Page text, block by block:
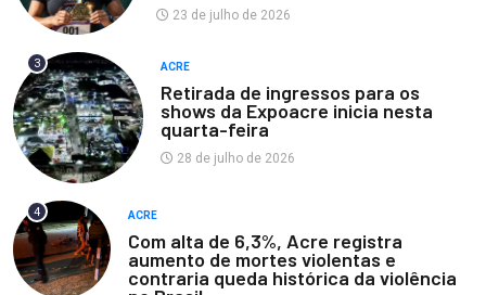
23 de julho de 2026
3 ACRE
Retirada de ingressos para os
shows da Expoacre inicia nesta
quarta-feira
28 de julho de 2026
4 ACRE
Com alta de 6,3%, Acre registra
aumento de mortes violentas e
contraria queda histórica da violência